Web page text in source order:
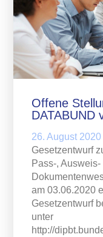
Offene
DATABUND
26. August 2020
Gesetzentwurf
Pass-,
am 03.06.2020
Gesetzentwurf
unter
http://